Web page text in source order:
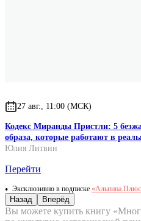
27 авг., 11:00 (МСК)
Кодекс Миранды Пристли: 5
образа, которые работают в
Юлия Литвин
Перейти
Эксклюзивно в подписке
Назад Вперёд
Вы можете купить книгу